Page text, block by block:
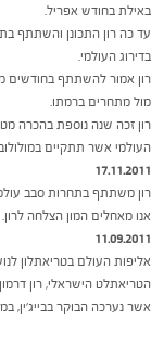
באילת בחודש אפריל.
עד כה רון התכונן והשתתף
בדירוג העולמי.
רון אמור להשתתף בחודשים
מול מתחרים ברמתו.
העולמי אשר תתקיים
17.11.2011
רון משתתף בתחרות סבב עולמי
אנו מאחלים המון הצלחה לרון.
11.09.2011
אליפות העולם בטריאתלון
הטריאתלט הישראלי, רון
אשר נערכה הבוקר בבייג’ין,